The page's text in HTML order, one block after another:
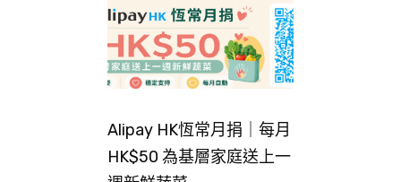
Alipay HK恆常月捐｜每月
HK$50 為基層家庭送上一